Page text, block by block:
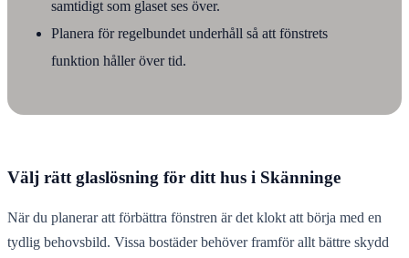
samtidigt som glaset ses över.
Planera för regelbundet underhåll så att fönstrets
funktion håller över tid.
Välj rätt glaslösning för ditt hus i Skänninge
När du planerar att förbättra fönstren är det klokt att börja med en
tydlig behovsbild. Vissa bostäder behöver framför allt bättre skydd